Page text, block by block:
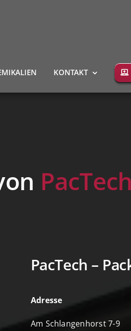
KONTAKT
PacTech
PacTech –
Adresse
Am Schlangenhorst 7-9